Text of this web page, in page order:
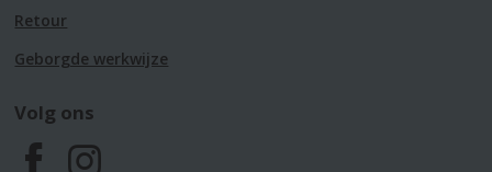
Retour
Geborgde werkwijze
Volg ons
F I